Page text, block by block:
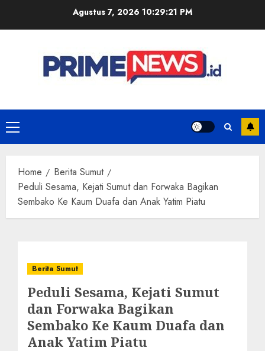
Agustus 7, 2026 10:29:22 PM
Primary
Menu
Home
Berita Sumut
Peduli Sesama, Kejati Sumut dan Forwaka Bagikan
Sembako Ke Kaum Duafa dan Anak Yatim Piatu
Berita Sumut
Peduli Sesama, Kejati Sumut
dan Forwaka Bagikan
Sembako Ke Kaum Duafa dan
Anak Yatim Piatu